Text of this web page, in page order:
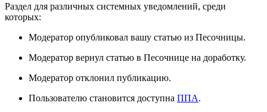
Раздел для различных системных уведомлений, среди
которых:
Модератор опубликовал вашу статью из Песочницы.
Модератор вернул статью в Песочнице на доработку.
Модератор отклонил публикацию.
Пользователю становится доступна ППА.